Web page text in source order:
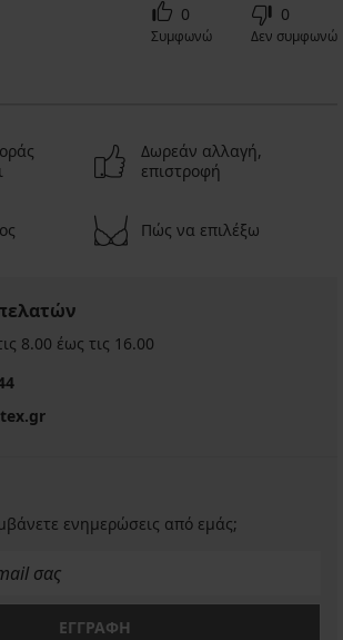
0
Συμφωνώ
0
Δεν συμφωνώ
Δωρεάν αλλαγή,
επιστροφή
Πώς να επιλέξω
8.00 έως τις 16.00
ενημερώσεις από εμάς;
ΕΓΓΡΑΦΗ